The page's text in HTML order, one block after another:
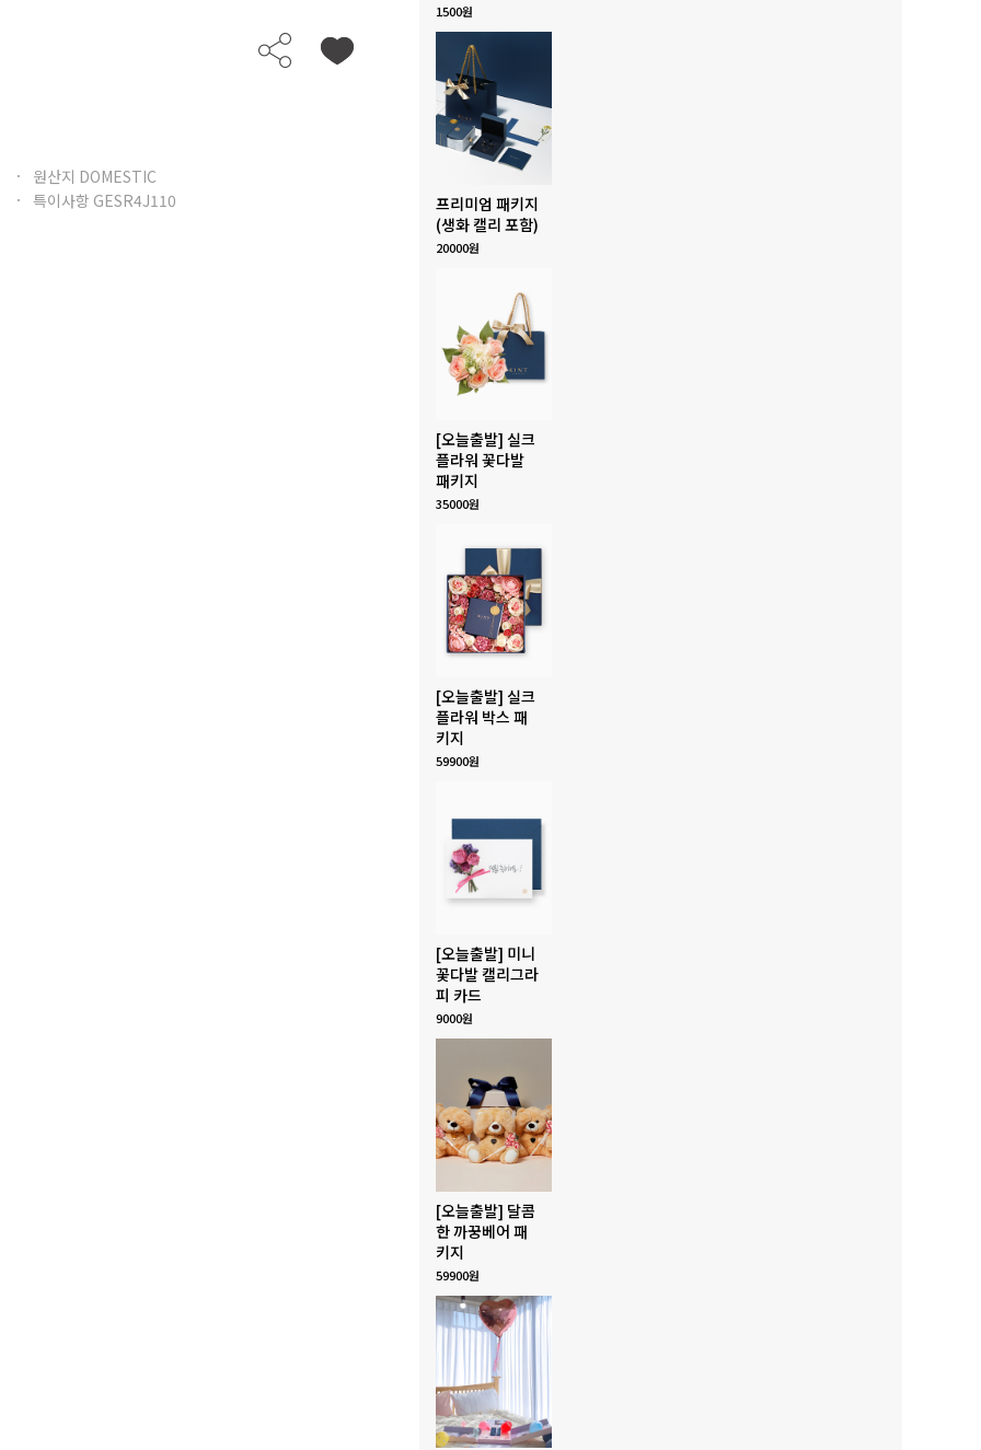
원산지 DOMESTIC
특이사항 GESR4J110
1500원
프리미엄 패키지
(생화 캘리 포함)
20000원
[오늘출발] 실크
플라워 꽃다발
패키지
35000원
[오늘출발] 실크
플라워 박스 패
키지
59900원
[오늘출발] 미니
꽃다발 캘리그라
피 카드
9000원
[오늘출발] 달콤
한 까꿍베어 패
키지
59900원